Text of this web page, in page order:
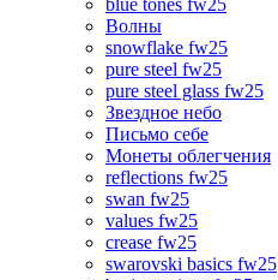
blue tones fw25
Волны
snowflake fw25
pure steel fw25
pure steel glass fw25
Звездное небо
Письмо себе
Монеты облегчения
reflections fw25
swan fw25
values fw25
crease fw25
swarovski basics fw25